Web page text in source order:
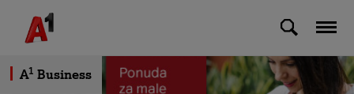
Skip to Main Content
A1 Business